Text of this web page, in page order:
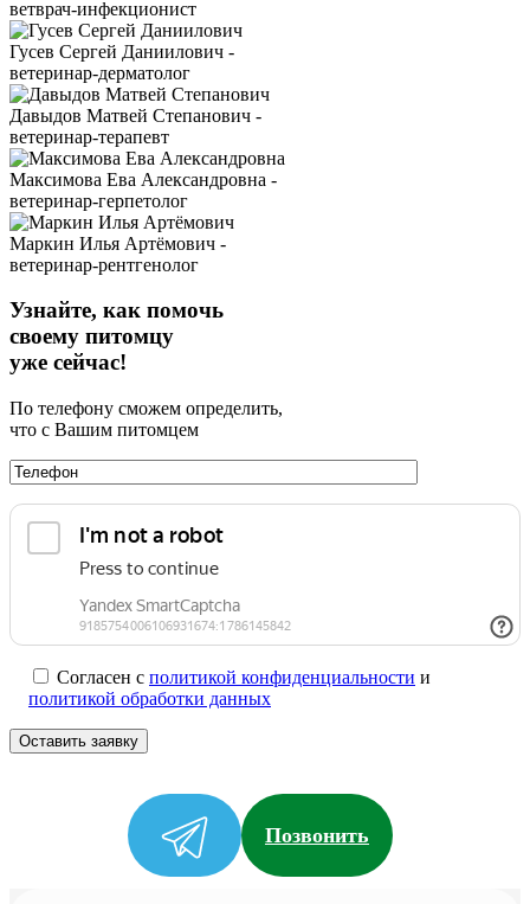
ветврач-инфекционист
Гусев Сергей Даниилович -
ветеринар-дерматолог
Давыдов Матвей Степанович -
ветеринар-терапевт
Максимова Ева Александровна -
ветеринар-герпетолог
Маркин Илья Артёмович -
ветеринар-рентгенолог
Узнайте, как помочь
своему питомцу
уже сейчас!
По телефону сможем определить,
что с Вашим питомцем
Согласен с политикой конфиденциальности и
политикой обработки данных
Позвонить